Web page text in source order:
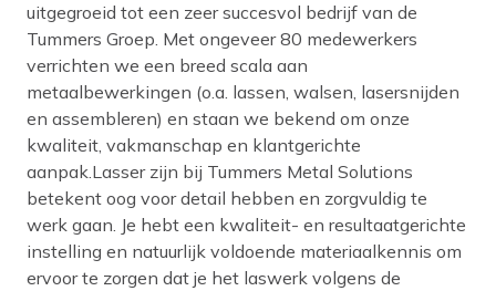
uitgegroeid tot een zeer succesvol bedrijf van de
Tummers Groep. Met ongeveer 80 medewerkers
verrichten we een breed scala aan
metaalbewerkingen (o.a. lassen, walsen, lasersnijden
en assembleren) en staan we bekend om onze
kwaliteit, vakmanschap en klantgerichte
aanpak.Lasser zijn bij Tummers Metal Solutions
betekent oog voor detail hebben en zorgvuldig te
werk gaan. Je hebt een kwaliteit- en resultaatgerichte
instelling en natuurlijk voldoende materiaalkennis om
ervoor te zorgen dat je het laswerk volgens de